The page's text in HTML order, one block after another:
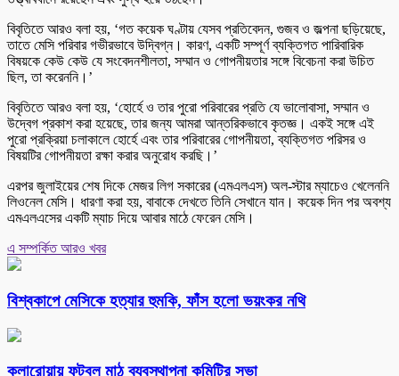
বিবৃতিতে আরও বলা হয়, ‘গত কয়েক ঘণ্টায় যেসব প্রতিবেদন, গুজব ও জল্পনা ছড়িয়েছে,
তাতে মেসি পরিবার গভীরভাবে উদ্বিগ্ন। কারণ, একটি সম্পূর্ণ ব্যক্তিগত পারিবারিক
বিষয়কে কেউ কেউ যে সংবেদনশীলতা, সম্মান ও গোপনীয়তার সঙ্গে বিবেচনা করা উচিত
ছিল, তা করেননি।’
বিবৃতিতে আরও বলা হয়, ‘হোর্হে ও তার পুরো পরিবারের প্রতি যে ভালোবাসা, সম্মান ও
উদ্বেগ প্রকাশ করা হয়েছে, তার জন্য আমরা আন্তরিকভাবে কৃতজ্ঞ। একই সঙ্গে এই
পুরো প্রক্রিয়া চলাকালে হোর্হে এবং তার পরিবারের গোপনীয়তা, ব্যক্তিগত পরিসর ও
বিষয়টির গোপনীয়তা রক্ষা করার অনুরোধ করছি।’
এরপর জুলাইয়ের শেষ দিকে মেজর লিগ সকারের (এমএলএস) অল-স্টার ম্যাচেও খেলেননি
লিওনেল মেসি। ধারণা করা হয়, বাবাকে দেখতে তিনি সেখানে যান। কয়েক দিন পর অবশ্য
এমএলএসের একটি ম্যাচ দিয়ে আবার মাঠে ফেরেন মেসি।
এ সম্পর্কিত আরও খবর
বিশ্বকাপে মেসিকে হত্যার হুমকি, ফাঁস হলো ভয়ংকর নথি
কলারোয়ায় ফুটবল মাঠ ব্যবস্থাপনা কমিটির সভা